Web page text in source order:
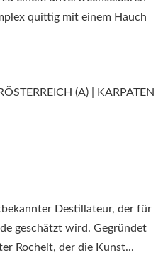
quittig mit einem Hauch
(A) | KARPATEN
Destillateur, der für
geschätzt wird. Gegründet
Rochelt, der die Kunst...